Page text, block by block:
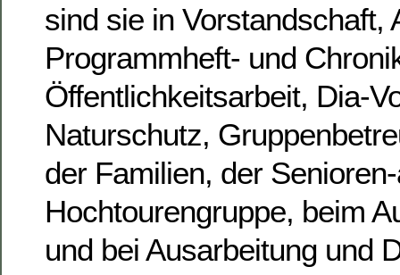
sind sie in Vorstandschaft,
Programmheft- und
Öffentlichkeitsarbeit, Dia-
Naturschutz,
der Familien, der
Hochtourengruppe, beim
und bei Ausarbeitung und